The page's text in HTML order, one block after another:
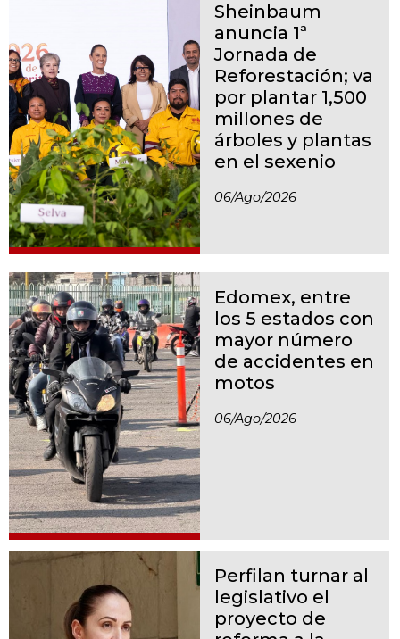
Sheinbaum
anuncia 1ª
Jornada de
Reforestación; va
por plantar 1,500
millones de
árboles y plantas
en el sexenio
06/ago/2026
Edomex, entre
los 5 estados con
mayor número
de accidentes en
motos
06/ago/2026
Perfilan turnar al
legislativo el
proyecto de